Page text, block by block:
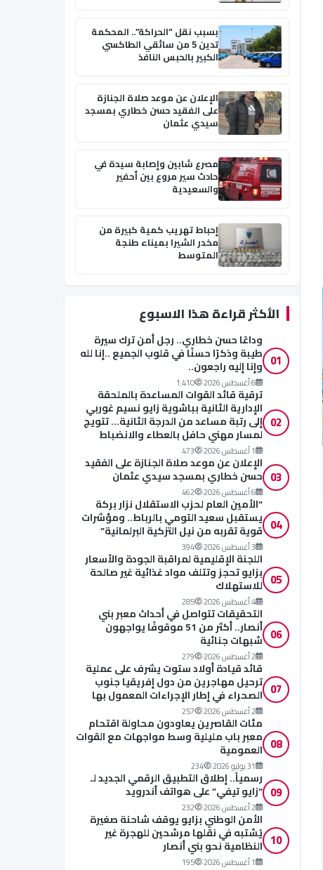
بسبب نقل “الحراكة”.. المحكمة
تدين 5 من سائقي الطاكسي
الكبير بالحبس النافذ
الإعلان عن موعد صلاة الجنازة
على الفقيد حسن خطاري بمسجد
سيدي عثمان
مصرع شابين وإصابة سيدة في
حادث سير مروع بين أحفير
والسعيدية
إحباط تهريب كمية كبيرة من
مخدر الشيرا بميناء طنجة
المتوسط
الأكثر قراءة هذا الاسبوع
01
وداعًا حسن خطاري.. رجل أمن ترك سيرة
طيبة وذكرًا حسنًا في قلوب الجميع ..إنا لله
وإنا إليه راجعون..
6 أغسطس 2026 1٬410
02
ترقية قائد القوات المساعدة بالملحقة
الإدارية الثانية بباشوية زايو نسيم غوربي
إلى رتبة مساعد من الدرجة الثانية… تتويج
لمسار مهني حافل بالعطاء والانضباط
1 أغسطس 2026 473
03
الإعلان عن موعد صلاة الجنازة على الفقيد
حسن خطاري بمسجد سيدي عثمان
6 أغسطس 2026 462
04
“الأمين العام لحزب الاستقلال نزار بركة
يستقبل سعيد التومي بالرباط.. ومؤشرات
قوية تقربه من نيل التزكية البرلمانية”
3 أغسطس 2026 394
05
اللجنة الإقليمية لمراقبة الجودة والأسعار
بزايو تحجز وتتلف مواد غذائية غير صالحة
للاستهلاك
4 أغسطس 2026 285
06
التحقيقات تتواصل في أحداث معبر بني
أنصار.. أكثر من 51 موقوفًا يواجهون
شبهات جنائية
2 أغسطس 2026 279
07
قائد قيادة أولاد ستوت يشرف على عملية
ترحيل مهاجرين من دول إفريقيا جنوب
الصحراء في إطار الإجراءات المعمول بها
2 أغسطس 2026 257
08
مئات القاصرين يعاودون محاولة اقتحام
معبر باب مليلية وسط مواجهات مع القوات
العمومية
31 يوليو 2026 234
09
رسمياً.. إطلاق التطبيق الرقمي الجديد لـ
“زايو تيفي” على هواتف أندرويد
2 أغسطس 2026 232
10
الأمن الوطني بزايو يوقف شاحنة صغيرة
يُشتبه في نقلها مرشحين للهجرة غير
النظامية نحو بني أنصار
1 أغسطس 2026 195